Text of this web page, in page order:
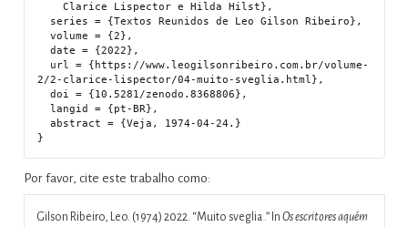
    Clarice Lispector e Hilda Hilst},
  volume = {2},
  date = {2022},
2/2-clarice-lispector/04-muito-sveglia.html},
  doi = {10.5281/zenodo.8368806},
  abstract = {Veja, 1974-04-24.}
Por favor, cite este trabalho como:
Gilson Ribeiro, Leo. (1974) 2022. “Muito sveglia .” InOs escritores aquém